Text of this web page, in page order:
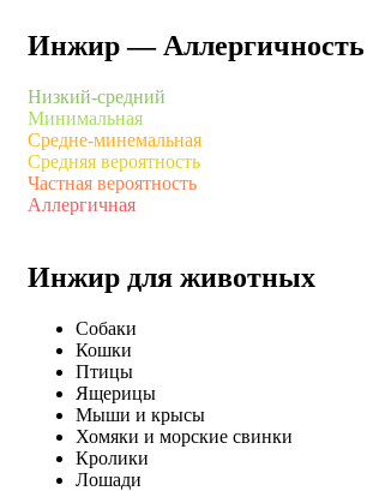
Инжир — Аллергичность
Низкий-средний
Минимальная
Средне-минемальная
Средняя вероятность
Частная вероятность
Аллергичная
Инжир для животных
Собаки
Кошки
Птицы
Ящерицы
Мыши и крысы
Хомяки и морские свинки
Кролики
Лошади